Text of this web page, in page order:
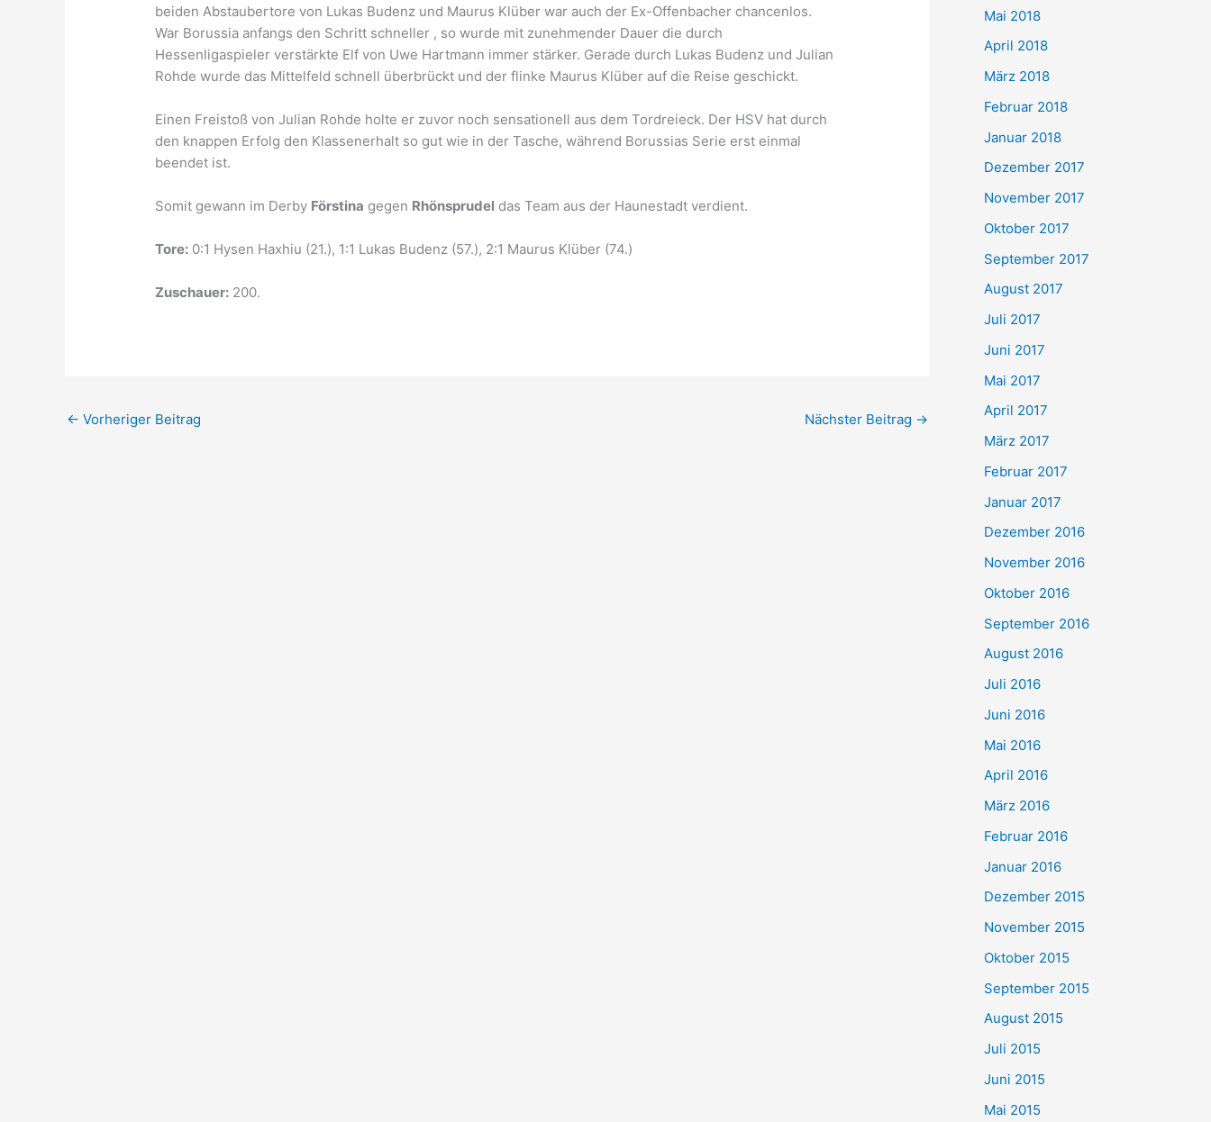
beiden Abstaubertore von Lukas Budenz und Maurus Klüber war auch der Ex-Offenbacher chancenlos.
War Borussia anfangs den Schritt schneller , so wurde mit zunehmender Dauer die durch
Hessenligaspieler verstärkte Elf von Uwe Hartmann immer stärker. Gerade durch Lukas Budenz und Julian
Rohde wurde das Mittelfeld schnell überbrückt und der flinke Maurus Klüber auf die Reise geschickt.
Einen Freistoß von Julian Rohde holte er zuvor noch sensationell aus dem Tordreieck. Der HSV hat durch
den knappen Erfolg den Klassenerhalt so gut wie in der Tasche, während Borussias Serie erst einmal
beendet ist.
Somit gewann im Derby Förstina gegen Rhönsprudel das Team aus der Haunestadt verdient.
Tore: 0:1 Hysen Haxhiu (21.), 1:1 Lukas Budenz (57.), 2:1 Maurus Klüber (74.)
Zuschauer: 200.
← Vorheriger Beitrag Nächster Beitrag →
Mai 2018
April 2018
März 2018
Februar 2018
Januar 2018
Dezember 2017
November 2017
Oktober 2017
September 2017
August 2017
Juli 2017
Juni 2017
Mai 2017
April 2017
März 2017
Februar 2017
Januar 2017
Dezember 2016
November 2016
Oktober 2016
September 2016
August 2016
Juli 2016
Juni 2016
Mai 2016
April 2016
März 2016
Februar 2016
Januar 2016
Dezember 2015
November 2015
Oktober 2015
September 2015
August 2015
Juli 2015
Juni 2015
Mai 2015